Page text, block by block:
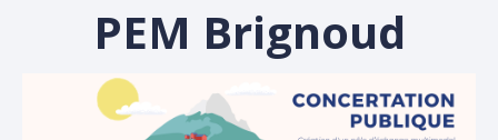
PEM Brignoud